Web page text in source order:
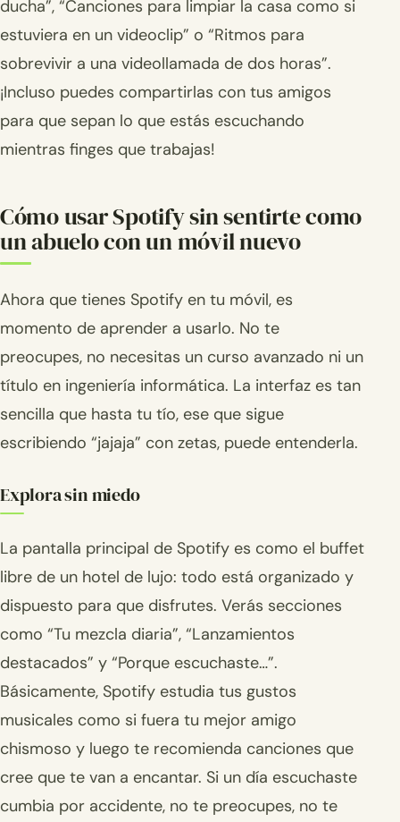
ducha”, “Canciones para limpiar la casa como si
estuviera en un videoclip” o “Ritmos para
sobrevivir a una videollamada de dos horas”.
¡Incluso puedes compartirlas con tus amigos
para que sepan lo que estás escuchando
mientras finges que trabajas!
Cómo usar Spotify sin sentirte como
un abuelo con un móvil nuevo
Ahora que tienes Spotify en tu móvil, es
momento de aprender a usarlo. No te
preocupes, no necesitas un curso avanzado ni un
título en ingeniería informática. La interfaz es tan
sencilla que hasta tu tío, ese que sigue
escribiendo “jajaja” con zetas, puede entenderla.
Explora sin miedo
La pantalla principal de Spotify es como el buffet
libre de un hotel de lujo: todo está organizado y
dispuesto para que disfrutes. Verás secciones
como “Tu mezcla diaria”, “Lanzamientos
destacados” y “Porque escuchaste…”.
Básicamente, Spotify estudia tus gustos
musicales como si fuera tu mejor amigo
chismoso y luego te recomienda canciones que
cree que te van a encantar. Si un día escuchaste
cumbia por accidente, no te preocupes, no te